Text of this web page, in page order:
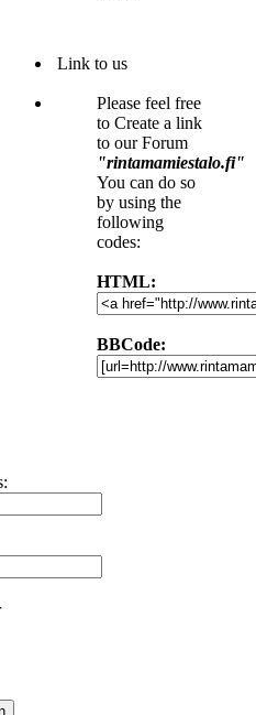
Link to us
Please feel free
to Create a link
to our Forum
"rintamamiestalo.fi"
You can do so
by using the
following
codes:
HTML:
BBCode: